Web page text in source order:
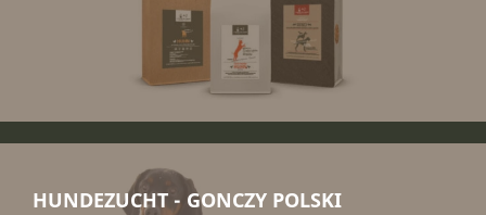
HUNDEZUCHT - GONCZY POLSKI